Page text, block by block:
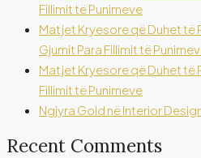
Fillimit të Punimeve
Matjet Kryesore që Duhet të
Gjumit Para Fillimit të
Matjet Kryesore që Duhet të
Fillimit të Punimeve
Ngjyra Gold në Interior
Recent Comments